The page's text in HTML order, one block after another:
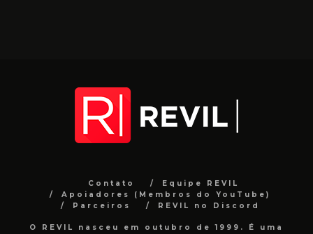
Contato
Equipe REVIL
Apoiadores (Membros do YouTube)
Parceiros
REVIL no Discord
O REVIL nasceu em outubro de 1999. É uma